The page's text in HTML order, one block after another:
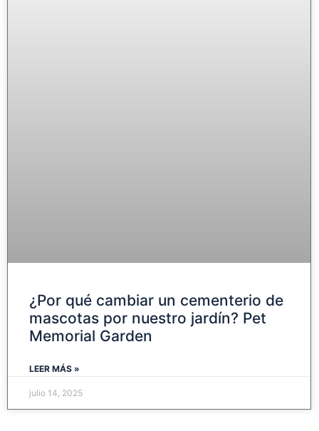
¿Por qué cambiar un cementerio de
mascotas por nuestro jardín? Pet
Memorial Garden
LEER MÁS »
julio 14, 2025